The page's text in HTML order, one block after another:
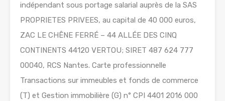
indépendant sous portage salarial auprès de la SAS
PROPRIETES PRIVEES, au capital de 40 000 euros,
ZAC LE CHÊNE FERRÉ – 44 ALLÉE DES CINQ
CONTINENTS 44120 VERTOU; SIRET 487 624 777
00040, RCS Nantes. Carte professionnelle
Transactions sur immeubles et fonds de commerce
(T) et Gestion immobilière (G) n° CPI 4401 2016 000